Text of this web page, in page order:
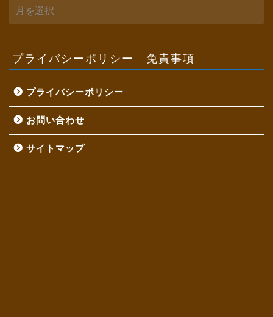
ー
ブ
プライバシーポリシー 免責事項
プライバシーポリシー
お問い合わせ
サイトマップ